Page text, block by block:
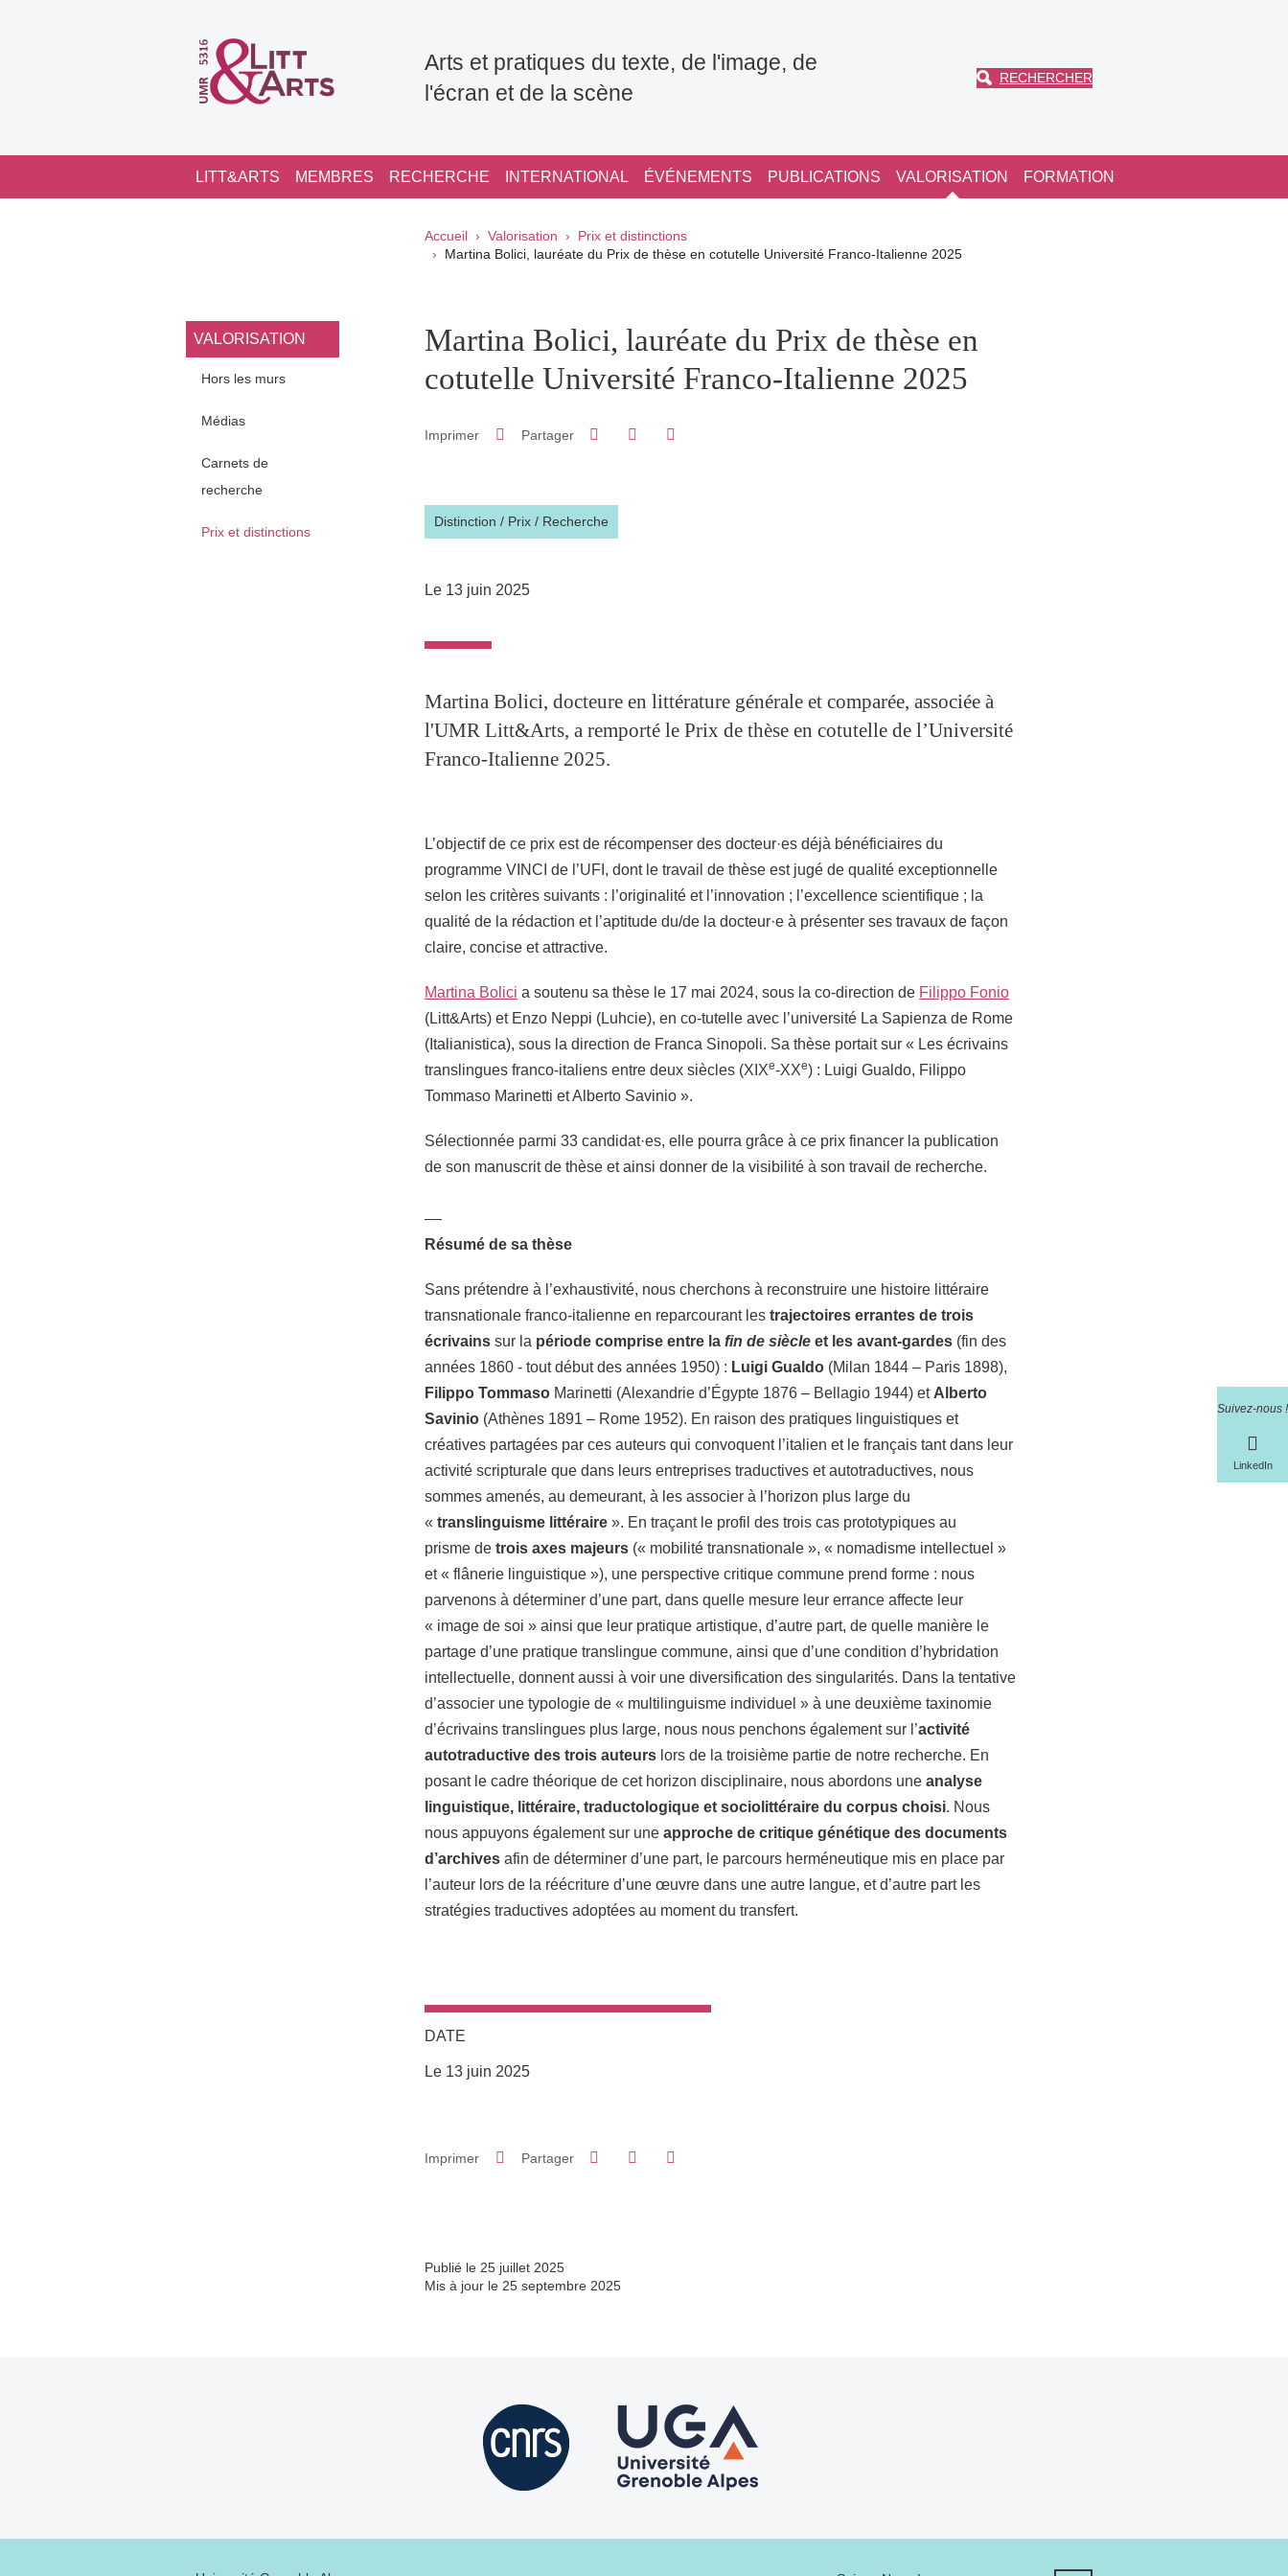
Suivez-nous !
LinkedIn
Arts et pratiques du texte, de l'image, de
l'écran et de la scène
RECHERCHER
Navigation principale
LITT&ARTS MEMBRES RECHERCHE INTERNATIONAL ÉVÉNEMENTS PUBLICATIONS VALORISATION FORMATION
Fil d'Ariane
Accueil Valorisation
Prix et distinctions
Martina Bolici, lauréate du Prix de thèse en cotutelle Université Franco-Italienne 2025
Navigation principale Sidebar
VALORISATION
Hors les murs
Médias
Carnets de
recherche
Prix et distinctions
Martina Bolici, lauréate du Prix de thèse en
cotutelle Université Franco-Italienne 2025
Imprimer Partager Partager sur Facebook
Partager sur LinkedIn
Distinction / Prix/ Recherche
Le 13 juin 2025
Martina Bolici, docteure en littérature générale et comparée, associée à
l'UMR Litt&Arts, a remporté le Prix de thèse en cotutelle de l’Université
Franco-Italienne 2025.
L’objectif de ce prix est de récompenser des docteur·es déjà bénéficiaires du
programme VINCI de l’UFI, dont le travail de thèse est jugé de qualité exceptionnelle
selon les critères suivants : l’originalité et l’innovation ; l’excellence scientifique ; la
qualité de la rédaction et l’aptitude du/de la docteur·e à présenter ses travaux de façon
claire, concise et attractive.
Martina Bolici a soutenu sa thèse le 17 mai 2024, sous la co-direction de Filippo Fonio
(Litt&Arts) et Enzo Neppi (Luhcie), en co-tutelle avec l’université La Sapienza de Rome
(Italianistica), sous la direction de Franca Sinopoli. Sa thèse portait sur « Les écrivains
translingues franco-italiens entre deux siècles (XIXe-XXe) : Luigi Gualdo, Filippo
Tommaso Marinetti et Alberto Savinio ».
Sélectionnée parmi 33 candidat·es, elle pourra grâce à ce prix financer la publication
de son manuscrit de thèse et ainsi donner de la visibilité à son travail de recherche.
––
Résumé de sa thèse
Sans prétendre à l’exhaustivité, nous cherchons à reconstruire une histoire littéraire
transnationale franco-italienne en reparcourant les trajectoires errantes de trois
écrivainssur la période comprise entre la fin de siècleet les avant-gardes(fin des
années 1860 - tout début des années 1950) : Luigi Gualdo(Milan 1844 – Paris 1898),
Filippo TommasoMarinetti (Alexandrie d’Égypte 1876 – Bellagio 1944) et Alberto
Savinio(Athènes 1891 – Rome 1952). En raison des pratiques linguistiques et
créatives partagées par ces auteurs qui convoquent l’italien et le français tant dans leur
activité scripturale que dans leurs entreprises traductives et autotraductives, nous
sommes amenés, au demeurant, à les associer à l’horizon plus large du
« translinguisme littéraire». En traçant le profil des trois cas prototypiques au
prisme de trois axes majeurs(« mobilité transnationale », « nomadisme intellectuel »
et « flânerie linguistique »), une perspective critique commune prend forme : nous
parvenons à déterminer d’une part, dans quelle mesure leur errance affecte leur
« image de soi » ainsi que leur pratique artistique, d’autre part, de quelle manière le
partage d’une pratique translingue commune, ainsi que d’une condition d’hybridation
intellectuelle, donnent aussi à voir une diversification des singularités. Dans la tentative
d’associer une typologie de « multilinguisme individuel » à une deuxième taxinomie
d’écrivains translingues plus large, nous nous penchons également sur l’activité
autotraductive des trois auteurslors de la troisième partie de notre recherche. En
posant le cadre théorique de cet horizon disciplinaire, nous abordons une analyse
linguistique, littéraire, traductologique et sociolittéraire du corpus choisi. Nous
nous appuyons également sur une approche de critique génétique des documents
d’archivesafin de déterminer d’une part, le parcours herméneutique mis en place par
l’auteur lors de la réécriture d’une œuvre dans une autre langue, et d’autre part les
stratégies traductives adoptées au moment du transfert.
DATE
Le 13 juin 2025
Imprimer Partager Partager sur Facebook
Partager sur LinkedIn
Publié le 25 juillet 2025
Mis à jour le 25 septembre 2025